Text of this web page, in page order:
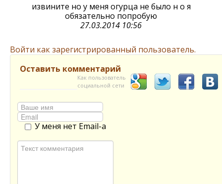
извините но у меня огурца не было н о я
обязательно попробую
27.03.2014 10:56
Войти как зарегистрированный пользователь.
Оставить комментарий
Как пользователь
социальной сети
У меня нет Email-а